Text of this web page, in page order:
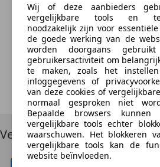
Spraakbediening
verder een hill hold functie,
en
Meer weten over deze auto? U
welkom om hem te komen
Bedrijfsinformatie
Wij rekenen € 280,00 rijklaar
wordt hiervoor professioneel
afgeleverd, voorzien van een
Something
We're sorry, but something
Please try again or
Try Again
Vergelijkbare voertuigen
Wij of deze aanbieders
vergelijkbare tools en
noodzakelijk zijn voor
de goede werking van de
worden doorgaans
gebruikersactiviteit om
te maken, zoals het
inloggegevens of
van deze cookies of
normaal gesproken niet
Bepaalde browsers
vergelijkbare tools echter
waarschuwen. Het blokkeren
vergelijkbare tools kan de
website beïnvloeden.